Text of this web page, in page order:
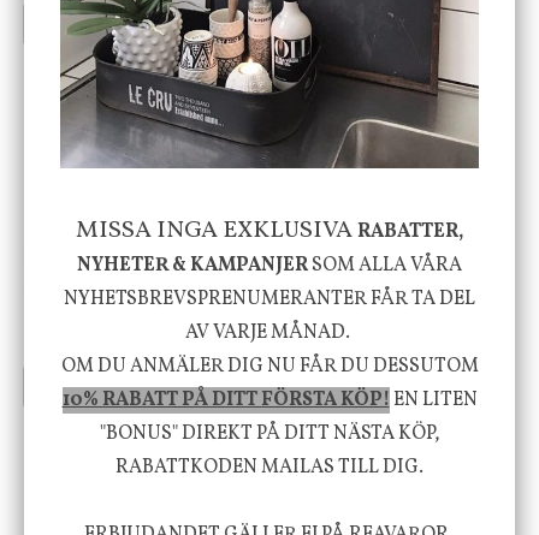
INFO KÖP INFO KÖP
House Doctor
Skål, Hands marmor
-20%
INFO KÖP
Nicolas Vahé
Serveringsfat, Ostron,
Stengods
415 kr
INFO KÖP
Vi vill förmedla känsla, upplevelse och
välbefinnande för dig och ditt hem! Med
MISSA INGA EXKLUSIVARABATTER,
NYHETER & KAMPANJERSOM ALLA VÅRA
NYHETSBREVSPRENUMERANTER FÅR TA DEL
AV VARJE MÅNAD.
OM DU ANMÄLER DIG NU FÅR DU DESSUTOM
10% RABATT PÅ DITT FÖRSTA KÖP!EN LITEN
"BONUS" DIREKT PÅ DITT NÄSTA KÖP,
RABATTKODEN MAILAS TILL DIG.